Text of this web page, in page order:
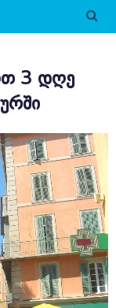
3 ᲓᲦᲔ